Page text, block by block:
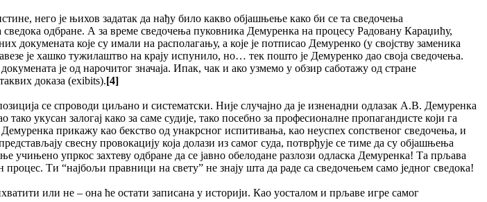
него је њихов задатак да нађу било какво објашњење како би се та сведочења
одбране. А за време сведочења пуковника Демуренка на процесу Радовану Караџићу,
које су имали на располагању, а које је потписао Демуренко (у својству заменика
је хашко тужилаштво на крају испунило, но… тек пошто је Демуренко дао своја сведочења.
је од нарочитог значаја. Ипак, чак и ако узмемо у обзир саботажу од стране
доказа (exibits).[4]
се спроводи циљано и систематски. Није случајно да је изненадни одлазак А.В. Демуренка
укусан залогај како за саме судије, тако посебно за професионалне пропагандисте који га
прикажу као бекство од унакрсног испитивања, као неуспех сопственог сведочења, и
свесну провокацију која долази из самог суда, потврђује се тиме да су објашњења
упркос захтеву одбране да се јавно обелодане разлози одласка Демуренка! Та прљава
Ти “најбољи правници на свету” не знају шта да раде са сведочењем само једног сведока!
или не – она ће остати записана у историји. Као уосталом и прљаве игре самог